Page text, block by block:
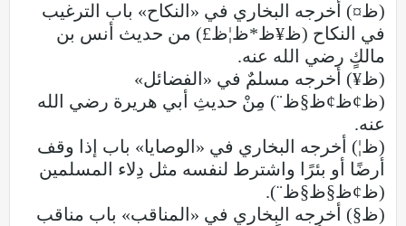
(ظ¤) أخرجه البخاري في «النكاح» باب الترغيب
في النكاح (ظ¥ظ*ظ¦ظ£) من حديث أنس بن
مالكٍ رضي الله عنه.
(ظ¥) أخرجه مسلمٌ في «الفضائل»
(ظ¢ظ¢ظ§ظ¨) مِنْ حديثِ أبي هريرة رضي الله
عنه.
(ظ¦) أخرجه البخاري في «الوصايا» باب إذا وقف
أرضًا أو بئرًا واشترط لنفسه مثل دِلاء المسلمين
(ظ¢ظ§ظ§ظ¨).
(ظ§) أخرجه البخاري في «المناقب» باب مناقب